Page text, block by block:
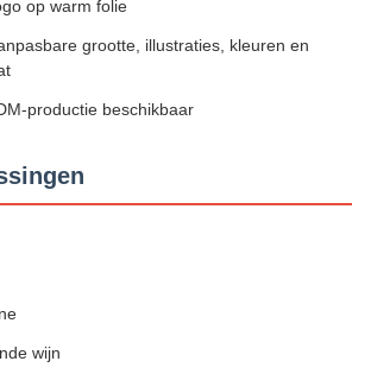
op warm folie
grootte, illustraties, kleuren en
productie beschikbaar
wijn